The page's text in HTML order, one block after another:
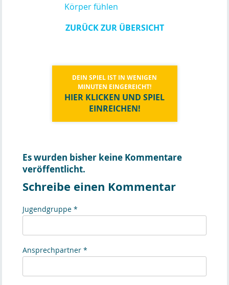
Körper fühlen
ZURÜCK ZUR ÜBERSICHT
DEIN SPIEL IST IN WENIGEN
MINUTEN EINGEREICHT!
HIER KLICKEN UND SPIEL
EINREICHEN!
Es wurden bisher keine Kommentare
veröffentlicht.
Schreibe einen Kommentar
Jugendgruppe *
Ansprechpartner *